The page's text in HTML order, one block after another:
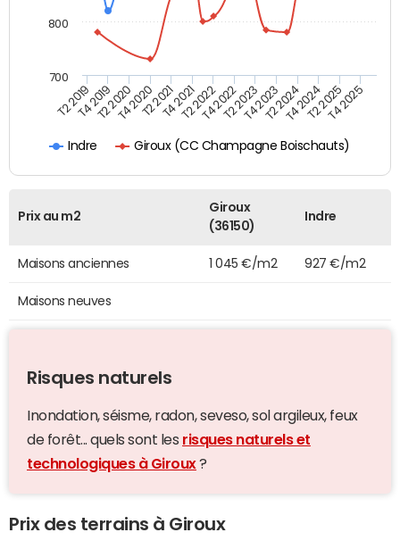
Indre Giroux (CC Champagne Boischauts)
T2 2019T4 2019T2 2020T4 2020T2 2021T4 2021T2 2022T4 2022T2 2023T4 2023T2 2024T4 2024T2 2025T4 2025
700
800
Prix au m2
Giroux
(36150)
Indre
Maisons anciennes 1 045 €/m2 927 €/m2
Maisons neuves
Risques naturels
Inondation, séisme, radon, seveso, sol argileux, feux
de forêt... quels sont les risques naturels et
technologiques à Giroux?
Prix des terrains à Giroux